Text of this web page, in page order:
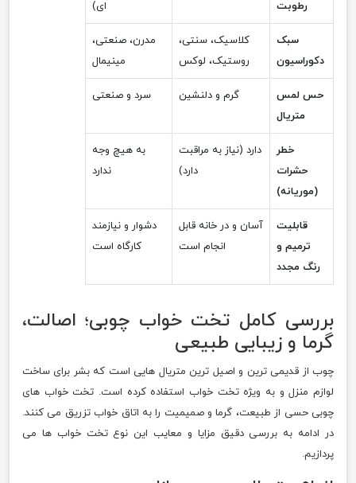
رطوبت
ای)
سبک
دکوراسیون
کلاسیک، سنتی،
روستیک، لوکس
مدرن، صنعتی،
مینیمال
حس لمس
متریال
گرم و دلنشین سرد و صنعتی
خطر
حشرات
(موریانه)
دارد (نیاز به مراقبت
دارد)
به هیچ وجه
ندارد
قابلیت
ترمیم و
رنگ مجدد
آسان و در خانه قابل
انجام است
دشوار و نیازمند
کارگاه است
بررسی کامل تخت خواب چوبی؛ اصالت،
گرما و زیبایی طبیعی
چوب از قدیمی ترین و اصیل ترین متریال هایی است که بشر برای ساخت
لوازم منزل و به ویژه تخت خواب استفاده کرده است. تخت خواب های
چوبی حسی از طبیعت، گرما و صمیمیت را به اتاق خواب تزریق می کنند.
در ادامه به بررسی دقیق مزایا و معایب این نوع تخت خواب ها می
پردازیم.